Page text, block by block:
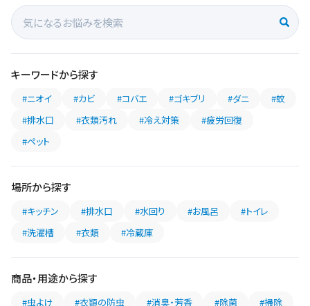
キーワードから探す
#ニオイ #カビ #コバエ #ゴキブリ #ダニ
#蚊
#排水口
#衣類汚れ #冷え対策
#疲労回復
#ペット
場所から探す
#キッチン #排水口 #水回り #お風呂
#トイレ
#洗濯槽
#衣類 #冷蔵庫
商品・用途から探す
#虫よけ #衣類の防虫 #消臭・芳香 #除菌
#掃除